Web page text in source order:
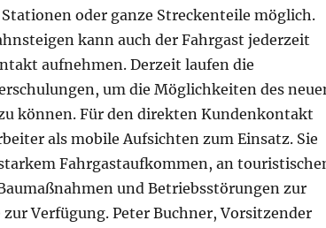
oder ganze Streckenteile möglich.
kann auch der Fahrgast jederzeit
aufnehmen. Derzeit laufen die
um die Möglichkeiten des
können. Für den direkten Kundenkontakt
als mobile Aufsichten zum Einsatz. Sie
Fahrgastaufkommen, an
und Betriebsstörungen zur
Verfügung. Peter Buchner, Vorsitzender